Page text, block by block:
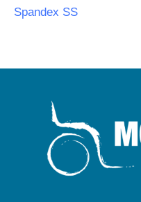
Spandex SS